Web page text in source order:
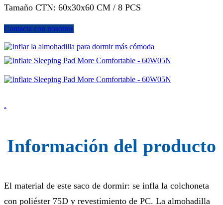
Tamaño CTN: 60x30x60 CM / 8 PCS
Contacta con nosotros
.
Información del producto
El material de este saco de dormir: se infla la colchoneta
con poliéster 75D y revestimiento de PC. La almohadilla